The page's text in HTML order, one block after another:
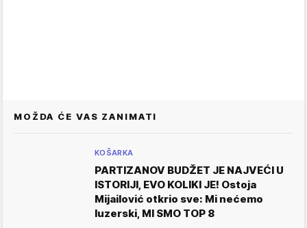
MOŽDA ĆE VAS ZANIMATI
KOŠARKA
PARTIZANOV BUDŽET JE NAJVEĆI U
ISTORIJI, EVO KOLIKI JE! Ostoja
Mijailović otkrio sve: Mi nećemo
luzerski, MI SMO TOP 8